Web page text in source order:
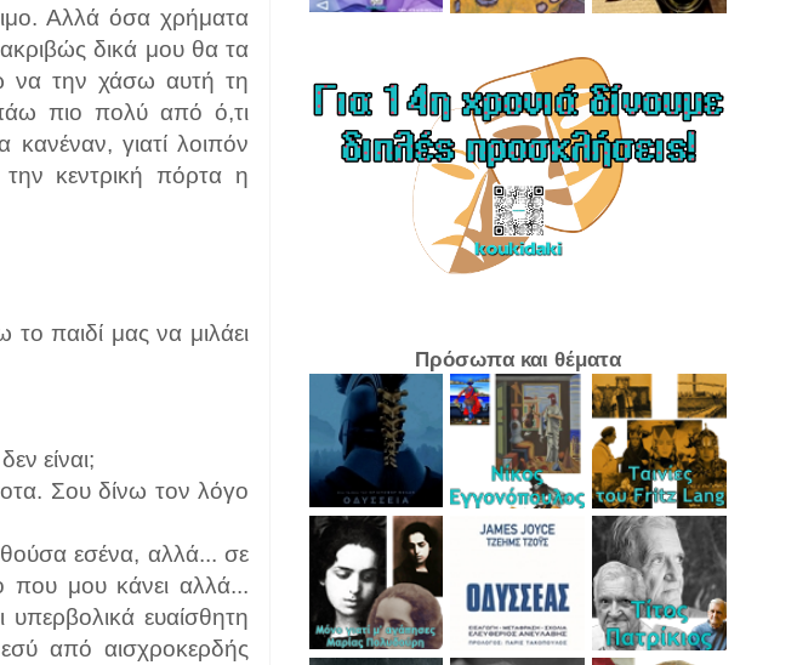
Αλλά όσα χρήματα
ακριβώς δικά μου θα τα
να την χάσω αυτή τη
πιο πολύ από ό,τι
γιατί λοιπόν
κεντρική πόρτα η
παιδί μας να μιλάει
είναι;
Σου δίνω τον λόγο
εσένα, αλλά... σε
που μου κάνει αλλά...
ευαίσθητη
από αισχροκερδής
Πρόσωπα και θέματα